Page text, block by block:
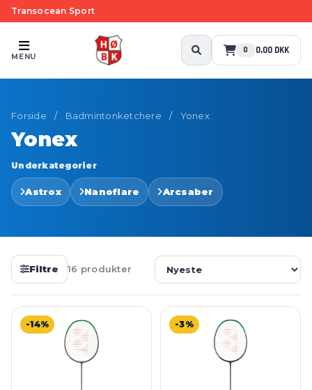
Transocean Sport
MENU
0 0,00 DKK
Forside / Badmintonketchere / Yonex
Yonex
Underkategorier
Astrox Nanoflare Arcsaber
Filtre 16 produkter
-14% -3%